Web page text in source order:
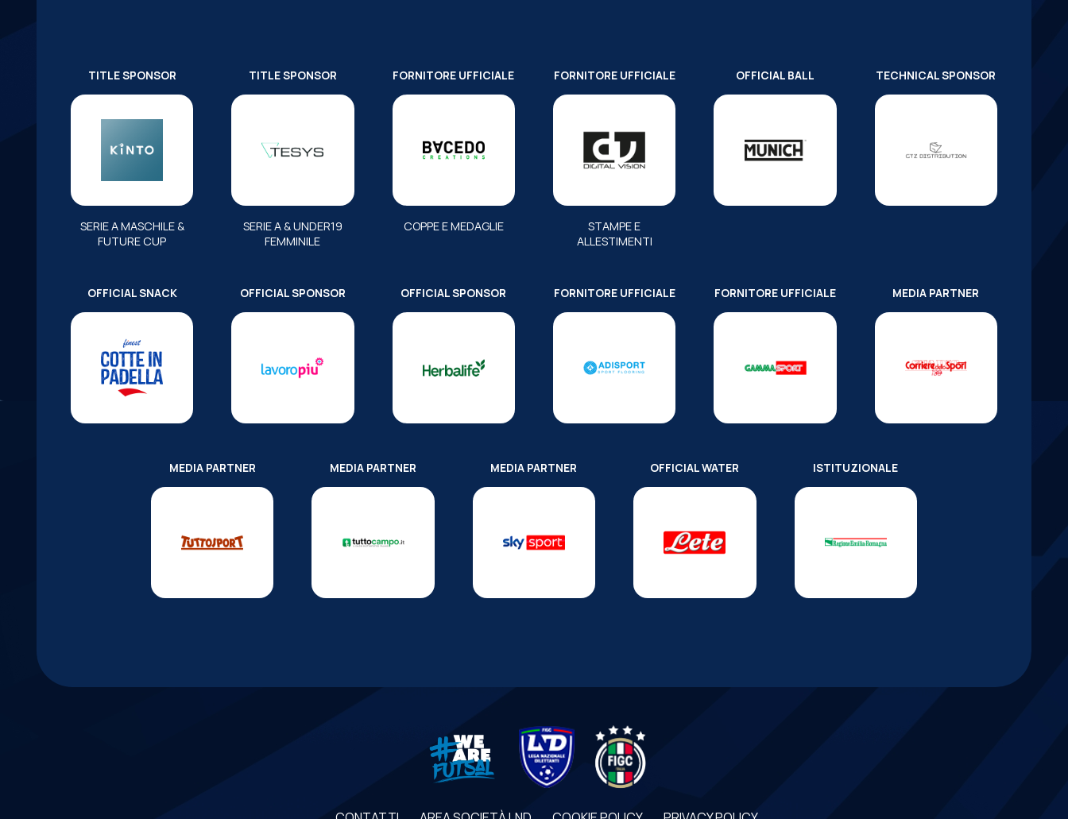
TITLE SPONSOR
SERIE A MASCHILE &
FUTURE CUP
TITLE SPONSOR
SERIE A & UNDER19
FEMMINILE
FORNITORE UFFICIALE
COPPE E MEDAGLIE
FORNITORE UFFICIALE
STAMPE E
ALLESTIMENTI
OFFICIAL BALL TECHNICAL SPONSOR
OFFICIAL SNACK OFFICIAL SPONSOR OFFICIAL SPONSOR FORNITORE UFFICIALE FORNITORE UFFICIALE MEDIA PARTNER
MEDIA PARTNER MEDIA PARTNER MEDIA PARTNER OFFICIAL WATER ISTITUZIONALE